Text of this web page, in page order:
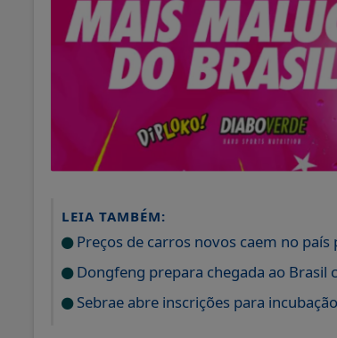
LEIA TAMBÉM:
Preços de carros novos caem no
Dongfeng prepara chegada ao Brasil
Sebrae abre inscrições para